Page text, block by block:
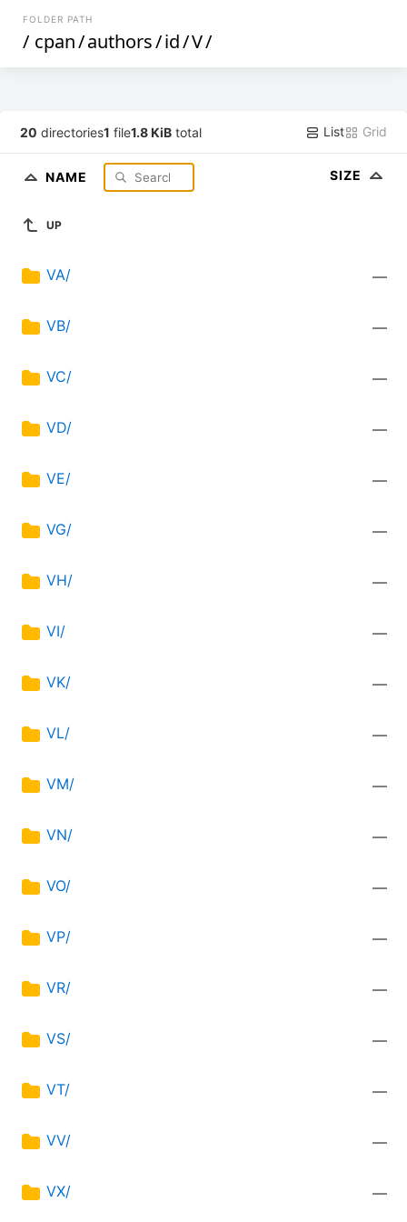
FOLDER PATH
/ cpan/authors/id/V/
20 directories1 file1.8 KiB total List Grid
NAME SIZE
UP
VA/ —
VB/ —
VC/ —
VD/ —
VE/ —
VG/ —
VH/ —
VI/ —
VK/ —
VL/ —
VM/ —
VN/ —
VO/ —
VP/ —
VR/ —
VS/ —
VT/ —
VV/ —
VX/ —